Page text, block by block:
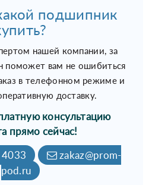
подшипник
нашей компании, за
поможет вам не ошибиться
в телефонном режиме и
доставку.
консультацию
прямо сейчас!
zakaz@prom-
pod.ru